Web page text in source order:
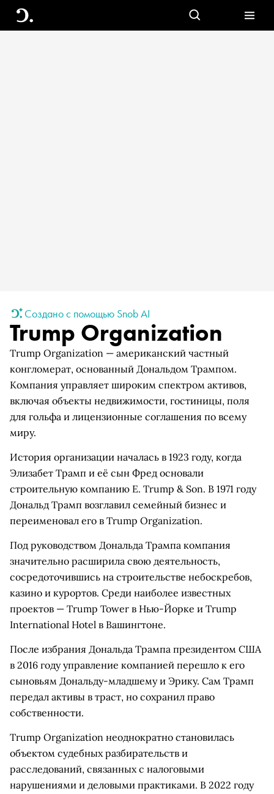
Создано с помощью Snob AI
Trump Organization
Trump Organization — американский частный
конгломерат, основанный Дональдом Трампом.
Компания управляет широким спектром активов,
включая объекты недвижимости, гостиницы, поля
для гольфа и лицензионные соглашения по всему
миру.
История организации началась в 1923 году, когда
Элизабет Трамп и её сын Фред основали
строительную компанию E. Trump & Son. В 1971 году
Дональд Трамп возглавил семейный бизнес и
переименовал его в Trump Organization.
Под руководством Дональда Трампа компания
значительно расширила свою деятельность,
сосредоточившись на строительстве небоскребов,
казино и курортов. Среди наиболее известных
проектов — Trump Tower в Нью-Йорке и Trump
International Hotel в Вашингтоне.
После избрания Дональда Трампа президентом США
в 2016 году управление компанией перешло к его
сыновьям Дональду-младшему и Эрику. Сам Трамп
передал активы в траст, но сохранил право
собственности.
Trump Organization неоднократно становилась
объектом судебных разбирательств и
расследований, связанных с налоговыми
нарушениями и деловыми практиками. В 2022 году